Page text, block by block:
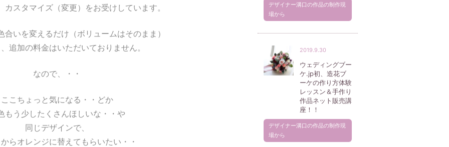
カスタマイズ（変更）をお受けしています。
合いを変えるだけ（ボリュームはそのまま）
追加の料金はいただいておりません。
なので、・・
ここちょっと気になる・・どか
もう少したくさんほしいな・・や
同じデザインで、
らオレンジに替えてもらいたい・・
デザイナー溝口の作品の制作現
場から
2019.9.30
ウェディングブー
ケ.jp初、造花ブ
ーケの作り方体験
レッスン＆手作り
作品ネット販売講
座！！
デザイナー溝口の作品の制作現
場から